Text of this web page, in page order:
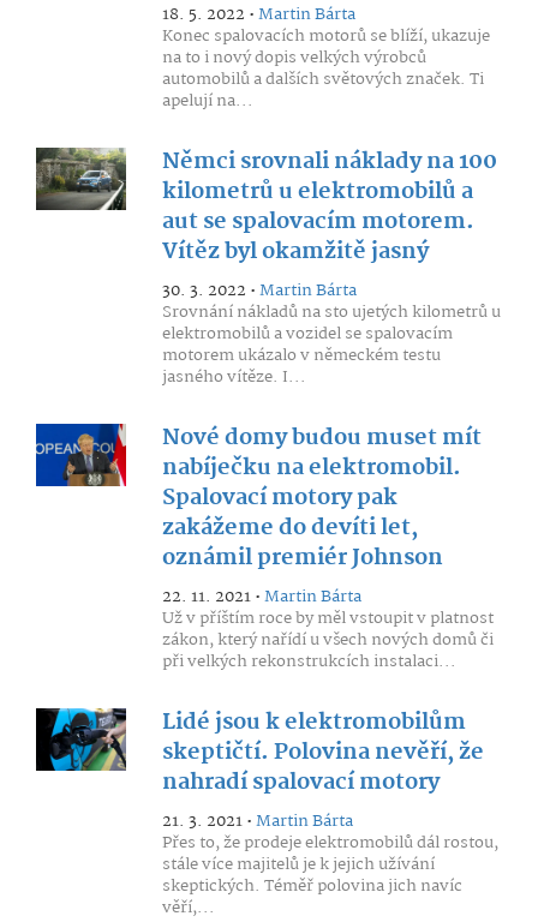
18. 5. 2022 •Martin Bárta
Konec spalovacích motorů se blíží, ukazuje
na to i nový dopis velkých výrobců
automobilů a dalších světových značek. Ti
apelují na...
Němci srovnali náklady na 100
kilometrů u elektromobilů a
aut se spalovacím motorem.
Vítěz byl okamžitě jasný
30. 3. 2022 •Martin Bárta
Srovnání nákladů na sto ujetých kilometrů u
elektromobilů a vozidel se spalovacím
motorem ukázalo v německém testu
jasného vítěze. I...
Nové domy budou muset mít
nabíječku na elektromobil.
Spalovací motory pak
zakážeme do devíti let,
oznámil premiér Johnson
22. 11. 2021 •Martin Bárta
Už v příštím roce by měl vstoupit v platnost
zákon, který nařídí u všech nových domů či
při velkých rekonstrukcích instalaci...
Lidé jsou k elektromobilům
skeptičtí. Polovina nevěří, že
nahradí spalovací motory
21. 3. 2021 •Martin Bárta
Přes to, že prodeje elektromobilů dál rostou,
stále více majitelů je k jejich užívání
skeptických. Téměř polovina jich navíc
věří,...